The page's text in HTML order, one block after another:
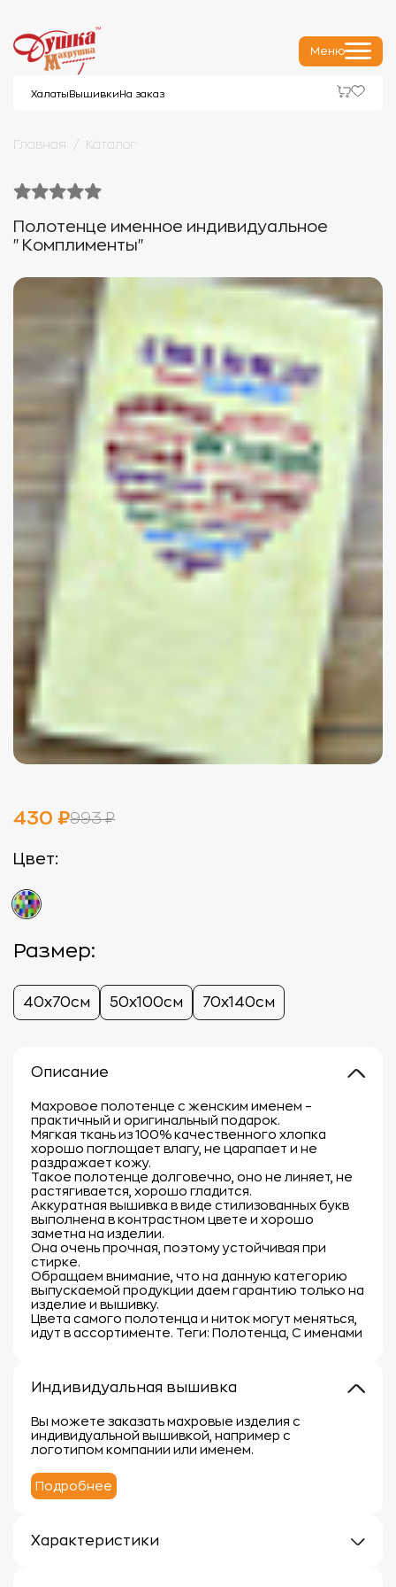
Меню
Халаты Вышивки На заказ
Главная Каталог
Полотенце именное индивидуальное
"Комплименты"
430 ₽993 ₽
Цвет:
Размер:
40х70см 50х100см 70х140см
Описание
Махровое полотенце с женским именем –
практичный и оригинальный подарок.
Мягкая ткань из 100% качественного хлопка
хорошо поглощает влагу, не царапает и не
раздражает кожу.
Такое полотенце долговечно, оно не линяет, не
растягивается, хорошо гладится.
Аккуратная вышивка в виде стилизованных букв
выполнена в контрастном цвете и хорошо
заметна на изделии.
Она очень прочная, поэтому устойчивая при
стирке.
Обращаем внимание, что на данную категорию
выпускаемой продукции даем гарантию только на
изделие и вышивку.
Цвета самого полотенца и ниток могут меняться,
идут в ассортименте. Теги: Полотенца, С именами
Индивидуальная вышивка
Вы можете заказать махровые изделия с
индивидуальной вышивкой, например с
логотипом компании или именем.
Подробнее
Характеристики